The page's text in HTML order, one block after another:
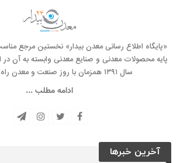
«پایگاه اطلاع رسانی معدن بیدار» نخستین مرجع
پایه محصولات معدنی و صنایع معدنی وابسته به آن در
سال ۱۳۹۱ همزمان با روز صنعت و معدن راه‌‌اندازی شد.
ادامه مطلب ...
آخرین خبرها